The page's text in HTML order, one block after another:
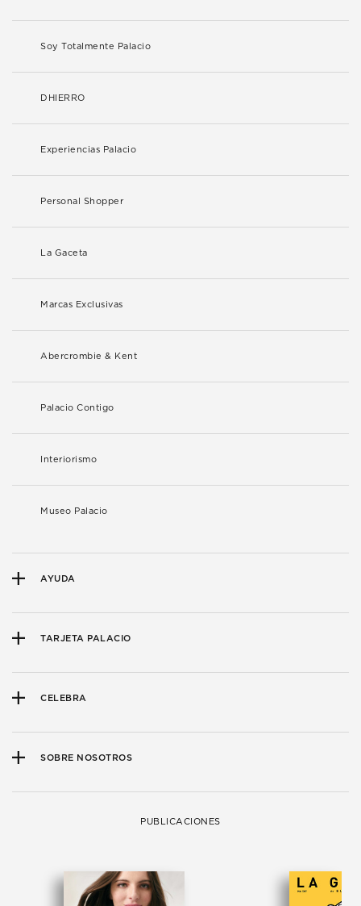
Soy Totalmente Palacio
DHIERRO
Experiencias Palacio
Personal Shopper
La Gaceta
Marcas Exclusivas
Abercrombie & Kent
Palacio Contigo
Interiorismo
Museo Palacio
AYUDA
TARJETA PALACIO
CELEBRA
SOBRE NOSOTROS
PUBLICACIONES